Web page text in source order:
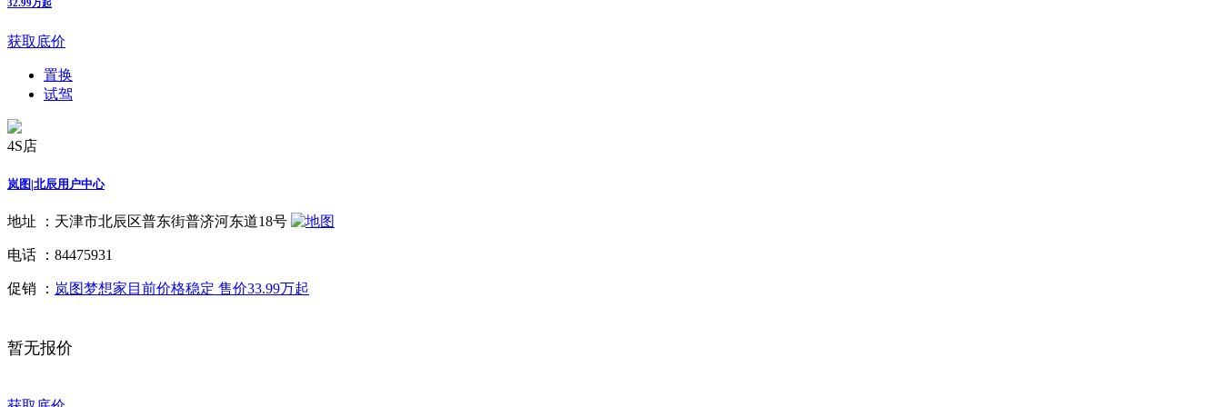
32.99万起
获取底价
置换
试驾
4S店
岚图|北辰用户中心
地址 ： 天津市北辰区普东街普济河东道18号
电话 ： 84475931
促销 ： 岚图梦想家目前价格稳定 售价33.99万起
暂无报价